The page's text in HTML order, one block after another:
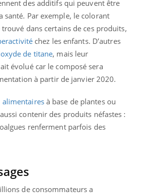
des additifs qui peuvent être
santé. Par exemple, le colorant
trouvé dans certains de ces produits,
chez les enfants. D’autres
de titane, mais leur
évolué car le composé sera
à partir de janvier 2020.
à base de plantes ou
contenir des produits néfastes :
renferment parfois des
de consommateurs a